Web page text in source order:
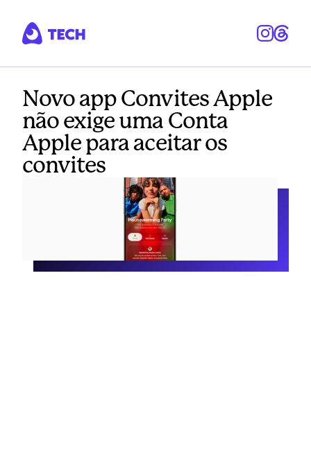
Novo app Convites Apple
não exige uma Conta
Apple para aceitar os
convites